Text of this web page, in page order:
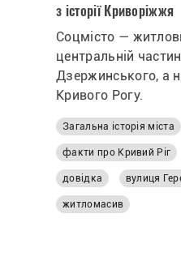
з історії Криворіжжя
Соцмісто —
центральній
Дзержинського, а
Кривого Рогу.
Загальна історія міста
факти про Кривий Ріг
довідка вулиця
житломасив